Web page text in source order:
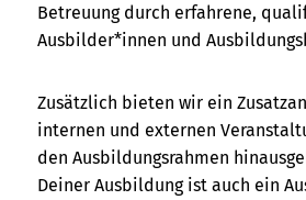
Betreuung durch erfahrene,
Ausbilder*innen und
Zusätzlich bieten wir ein
internen und externen
den Ausbildungsrahmen
Deiner Ausbildung ist auch ein